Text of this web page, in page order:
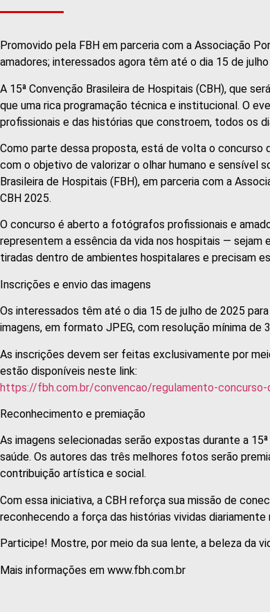
Promovido pela FBH em parceria com a Associação
amadores; interessados agora têm até o dia 15 de
A 15ª Convenção Brasileira de Hospitais (CBH), que
que uma rica programação técnica e institucional. O
profissionais e das histórias que constroem, todos os
Como parte dessa proposta, está de volta o concurso
com o objetivo de valorizar o olhar humano e sensível
Brasileira de Hospitais (FBH), em parceria com a
CBH 2025.
O concurso é aberto a fotógrafos profissionais e
representem a essência da vida nos hospitais —
tiradas dentro de ambientes hospitalares e precisam
Inscrições e envio das imagens
Os interessados têm até o dia 15 de julho de 2025
imagens, em formato JPEG, com resolução mínima de
As inscrições devem ser feitas exclusivamente por
estão disponíveis neste link:
https://fbh.com.br/convencao/regulamento-
Reconhecimento e premiação
As imagens selecionadas serão expostas durante a
saúde. Os autores das três melhores fotos serão
contribuição artística e social.
Com essa iniciativa, a CBH reforça sua missão de
reconhecendo a força das histórias vividas
Participe! Mostre, por meio da sua lente, a beleza da
Mais informações em www.fbh.com.br